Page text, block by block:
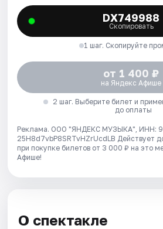
DX749988
Скопировать
1 шаг. Скопируйте
от 1 400 ₽
на Яндекс Афише
2 шаг. Выберите билет и
до оплаты
Реклама. ООО "ЯНДЕКС МУЗЫКА", ИНН:
25H8d7vbP8SRTvHZrUcdLB Действует
при покупке билетов от 3 000 ₽ на это
Афише!
О спектакле